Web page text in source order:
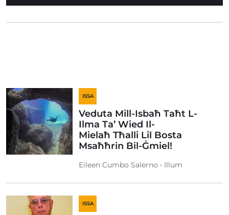
ISSA
Veduta Mill-Isbaħ Taħt L-
Ilma Ta’ Wied Il-
Mielaħ Tħalli Lil Bosta
Msaħħrin Bil-Ġmiel!
Eileen Cumbo Salerno • Illum
ISSA